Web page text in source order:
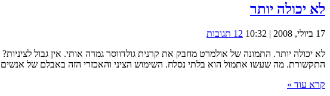
לא יכולה יותר
17 ביולי, 2008 | 10:32
12 תגובות
לא יכולה יותר. התמונה של אולמרט מחבק את קרנית גולדווסר גמרה אותי. אין גבול
התקשורת. מה שעשו אתמול הוא בלתי נסלח. השימוש הציני והאכזרי הזה באבלם של אנשים,
קרא עוד »